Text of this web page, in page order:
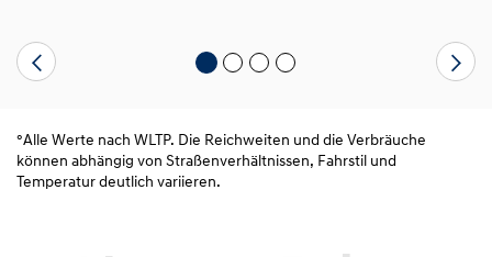
°Alle Werte nach WLTP. Die Reichweiten und die Verbräuche
können abhängig von Straßenverhältnissen, Fahrstil und
Temperatur deutlich variieren.